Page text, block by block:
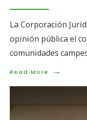
La Corporación
opinión pública el
comunidades
Read More →
Read
Refugio